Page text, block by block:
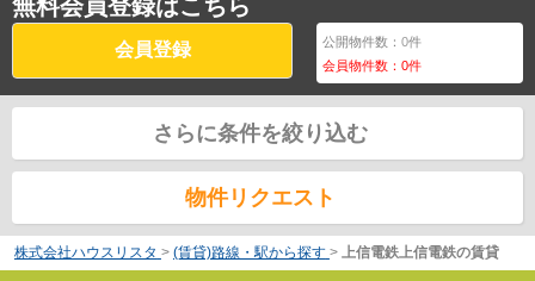
無料会員登録はこちら
会員登録 公開物件数：0件
会員物件数：0件
さらに条件を絞り込む
物件リクエスト
株式会社ハウスリスタ > (賃貸)路線・駅から探す > 上信電鉄上信電鉄の賃貸